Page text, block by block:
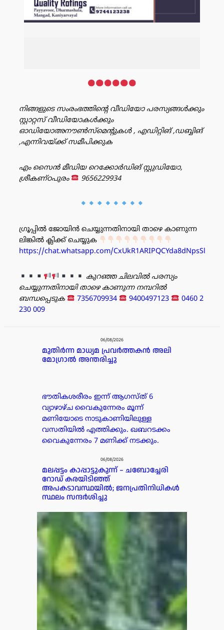
നിങ്ങളുടെ സംരംഭത്തിൻ്റെ വീഡിയോ പരസ്യങ്ങൾക്കും
സ്റ്റാറ്റസ് വീഡിയോകൾക്കും
ഓഡിയോഅനൗൺസ്‌മെന്റുകൾ , എഡിറ്റിങ് ,ഡബ്ബിങ്
,എന്നിവയ്ക്ക് സമീപിക്കുക
എം സൈൻ മീഡിയ റെക്കോർഡിങ് സ്റ്റുഡിയോ,
ശ്രീകണ്ഠപുരം
9656229934
ഗ്രൂപ്പിൽ ജോയിൻ ചെയ്യുന്നതിനായി താഴെ കാണുന്ന
ലിങ്കിൽ ക്ലിക്ക് ചെയ്യുക
https://chat.whatsapp.com/CxUkR1ARIPQCYda8dNpsSl
കുറഞ്ഞ ചിലവിൽ പരസ്യം
ചെയ്യുന്നതിനായി താഴെ കാണുന്ന നമ്പറിൽ
ബന്ധപ്പെടുക
7356709934 9400497123
0460 2
230 009
06/08/2026
മുതിർന്ന മാധ്യമ പ്രവർത്തകൻ അലി
മോഗ്രാൽ അന്തരിച്ചു
ഭൗതികശരീരം ഇന്ന് ആഗസ്ത് 6
വ്യാഴാഴ്ച വൈകുന്നേരം മൂന്ന്
മണിയോടെ നാടുകാണിയിലുള്ള
വസതിയിൽ എത്തിക്കും. ഖബറടക്കം
വൈകുന്നേരം 7 മണിക്ക് നടക്കും.
06/08/2026
മലപ്പട്ടം കാപ്പാട്ടുകുന്ന് – ചബോച്ചേരി
റോഡ് കരയിടിഞ്ഞ്
അപകടാവസ്ഥയിൽ; ജനപ്രതിനിധികൾ
സ്ഥലം സന്ദർശിച്ചു